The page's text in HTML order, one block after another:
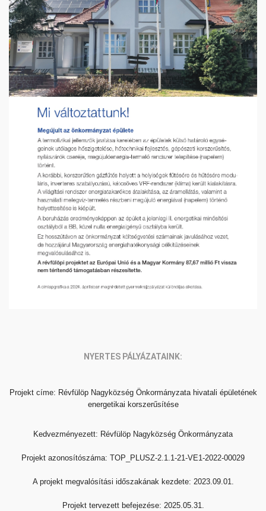
NYERTES PÁLYÁZATAINK:
Projekt címe: Révfülöp Nagyközség Önkormányzata hivatali épületének
energetikai korszerűsítése
Kedvezményezett: Révfülöp Nagyközség Önkormányzata
Projekt azonosítószáma: TOP_PLUSZ-2.1.1-21-VE1-2022-00029
A projekt megvalósítási időszakának kezdete: 2023.09.01.
Projekt tervezett befejezése: 2025.05.31.